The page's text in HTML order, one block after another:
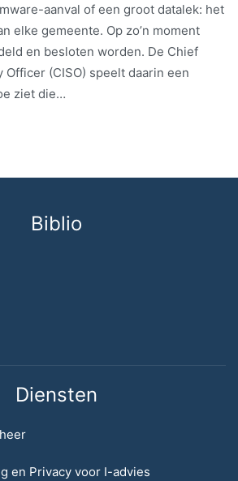
aanval of een groot datalek: het
elke gemeente. Op zo’n moment
en besloten worden. De Chief
(CISO) speelt daarin een
ziet die…
Biblio
Diensten
en Privacy voor I-advies